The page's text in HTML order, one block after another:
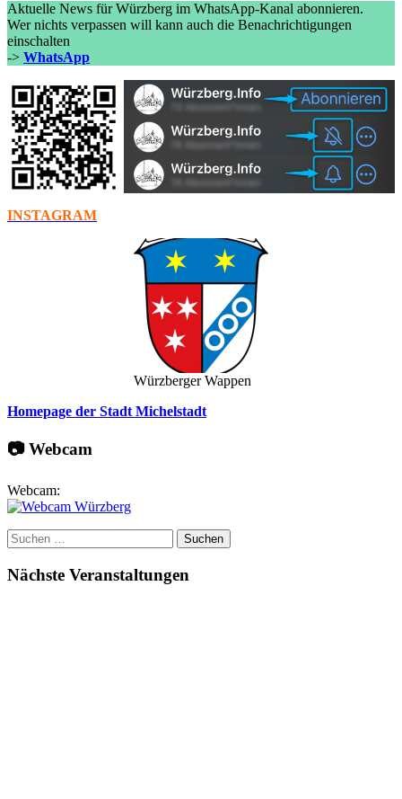
Aktuelle News für Würzberg im WhatsApp-Kanal abonnieren.
Wer nichts verpassen will kann auch die Benachrichtigungen
einschalten
-> WhatsApp
INSTAGRAM
Würzberger Wappen
Homepage der Stadt Michelstadt
📷 Webcam
Webcam:
Suchen
nach:
Nächste Veranstaltungen